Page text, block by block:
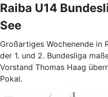
Raiba U14
See
Großartiges Wochenende in
der 1. und 2. Bundesliga
Vorstand Thomas Haag
Pokal.